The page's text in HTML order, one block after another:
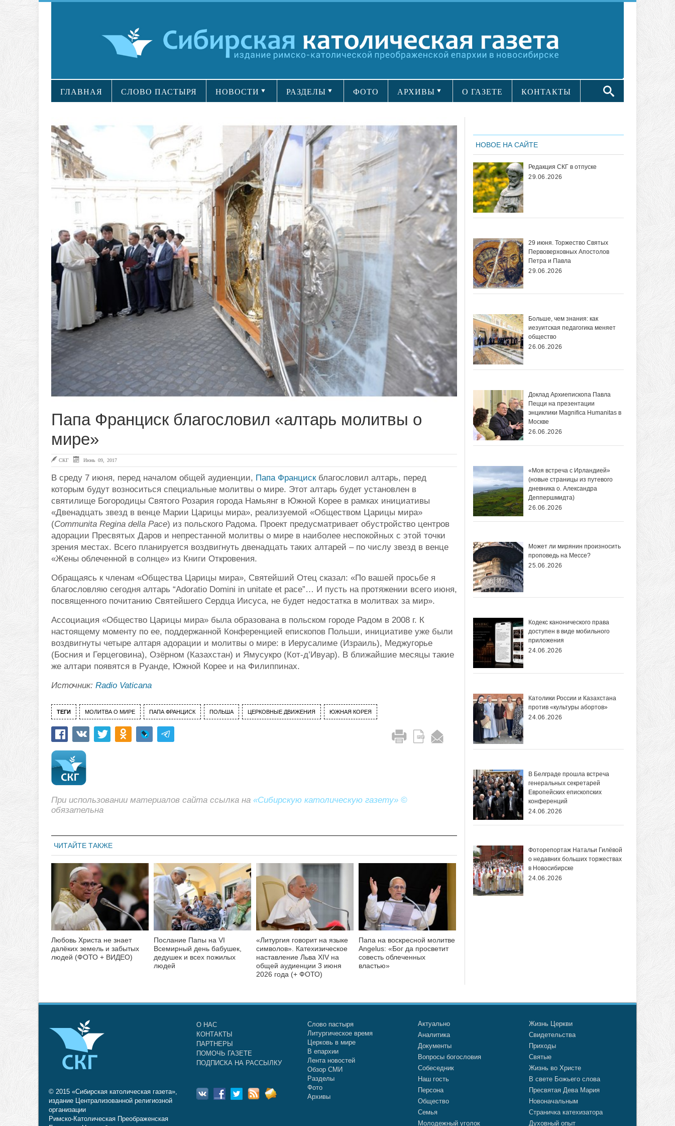
ГЛАВНАЯ СЛОВО ПАСТЫРЯ НОВОСТИ РАЗДЕЛЫ ФОТО АРХИВЫ О ГАЗЕТЕ КОНТАКТЫ
Папа Франциск благословил «алтарь молитвы о
мире»
СКГ Июнь 09, 2017
В среду 7 июня, перед началом общей аудиенции, Папа Францискблагословил алтарь, перед
которым будут возноситься специальные молитвы о мире. Этот алтарь будет установлен в
святилище Богородицы Святого Розария города Намьянг в Южной Корее в рамках инициативы
«Двенадцать звезд в венце Марии Царицы мира», реализуемой «Обществом Царицы мира»
(Communita Regina della Pace) из польского Радома. Проект предусматривает обустройство центров
адорации Пресвятых Даров и непрестанной молитвы о мире в наиболее неспокойных с этой точки
зрения местах. Всего планируется воздвигнуть двенадцать таких алтарей – по числу звезд в венце
«Жены облеченной в солнце» из Книги Откровения.
Обращаясь к членам «Общества Царицы мира», Святейший Отец сказал: «По вашей просьбе я
благословляю сегодня алтарь “Adoratio Domini in unitate et pace”… И пусть на протяжении всего июня,
посвященного почитанию Святейшего Сердца Иисуса, не будет недостатка в молитвах за мир».
Ассоциация «Общество Царицы мира» была образована в польском городе Радом в 2008 г. К
настоящему моменту по ее, поддержанной Конференцией епископов Польши, инициативе уже были
воздвигнуты четыре алтаря адорации и молитвы о мире: в Иерусалиме (Израиль), Меджугорье
(Босния и Герцеговина), Озёрном (Казахстан) и Ямусукро (Кот-д’Ивуар). В ближайшие месяцы такие
же алтари появятся в Руанде, Южной Корее и на Филиппинах.
Источник: Radio Vaticana
ТЕГИ МОЛИТВА О МИРЕ ПАПА ФРАНЦИСК ПОЛЬША ЦЕРКОВНЫЕ ДВИЖЕНИЯ ЮЖНАЯ КОРЕЯ
При использовании материалов сайта ссылка на «Сибирскую католическую газету» ©
обязательна
ЧИТАЙТЕ ТАКЖЕ
Любовь Христа не знает
далёких земель и забытых
людей (ФОТО + ВИДЕО)
Послание Папы на VI
Всемирный день бабушек,
дедушек и всех пожилых
людей
«Литургия говорит на языке
символов». Катехизическое
наставление Льва XIV на
общей аудиенции 3 июня
2026 года (+ ФОТО)
Папа на воскресной молитве
Angelus: «Бог да просветит
совесть облеченных
властью»
НОВОЕ НА САЙТЕ
Редакция СКГ в отпуске
29.06.2026
29 июня. Торжество Святых
Первоверховных Апостолов
Петра и Павла
29.06.2026
Больше, чем знания: как
иезуитская педагогика меняет
общество
26.06.2026
Доклад Архиепископа Павла
Пецци на презентации
энциклики Magnifica Нumanitas в
Москве
26.06.2026
«Моя встреча с Ирландией»
(новые страницы из путевого
дневника о. Александра
Деппершмидта)
26.06.2026
Может ли мирянин произносить
проповедь на Мессе?
25.06.2026
Кодекс канонического права
доступен в виде мобильного
приложения
24.06.2026
Католики России и Казахстана
против «культуры абортов»
24.06.2026
В Белграде прошла встреча
генеральных секретарей
Европейских епископских
конференций
24.06.2026
Фоторепортаж Натальи Гилёвой
о недавних больших торжествах
в Новосибирске
24.06.2026
© 2015 «Сибирская католическая газета»,
издание Централизованной религиозной
организации
Римско-Католическая Преображенская
О НАС
КОНТАКТЫ
ПАРТНЕРЫ
ПОМОЧЬ ГАЗЕТЕ
ПОДПИСКА НА РАССЫЛКУ
Слово пастыря
Литургическое время
Церковь в мире
В епархии
Лента новостей
Обзор СМИ
Разделы
Фото
Архивы
Актуально
Аналитика
Документы
Вопросы богословия
Собеседник
Наш гость
Персона
Общество
Семья
Молодежный уголок
Жизнь Церкви
Свидетельства
Приходы
Святые
Жизнь во Христе
В свете Божьего слова
Пресвятая Дева Мария
Новоначальным
Страничка катехизатора
Духовный опыт